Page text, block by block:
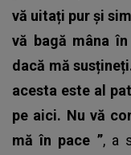
vă uitați pur și
vă bagă mâna
dacă mă
acesta este al
pe aici. Nu vă
mă în pace ”, a